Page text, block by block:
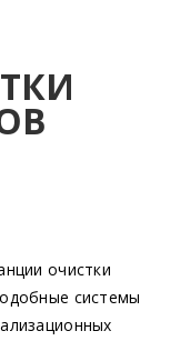
очистки
системы